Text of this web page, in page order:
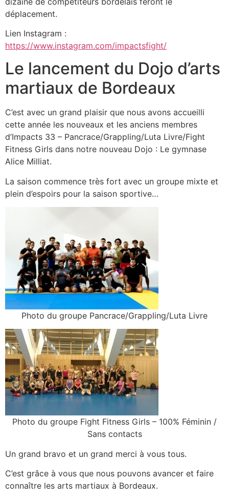
déplacement.
Lien Instagram :
https://www.instagram.com/impactsfight/
Le lancement du Dojo d’arts
martiaux de Bordeaux
C’est avec un grand plaisir que nous avons accueilli
cette année les nouveaux et les anciens membres
d’Impacts 33 – Pancrace/Grappling/Luta Livre/Fight
Fitness Girls dans notre nouveau Dojo : Le gymnase
Alice Milliat.
La saison commence très fort avec un groupe mixte et
plein d’espoirs pour la saison sportive…
Photo du groupe Pancrace/Grappling/Luta Livre
Photo du groupe Fight Fitness Girls – 100% Féminin /
Sans contacts
Un grand bravo et un grand merci à vous tous.
C’est grâce à vous que nous pouvons avancer et faire
connaître les arts martiaux à Bordeaux.